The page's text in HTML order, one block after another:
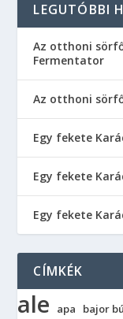
LEGUTÓBBI
Az otthoni
Fermentator
Az otthoni
Egy fekete
Egy fekete
Egy fekete
CÍMKÉK
ale apa bajor